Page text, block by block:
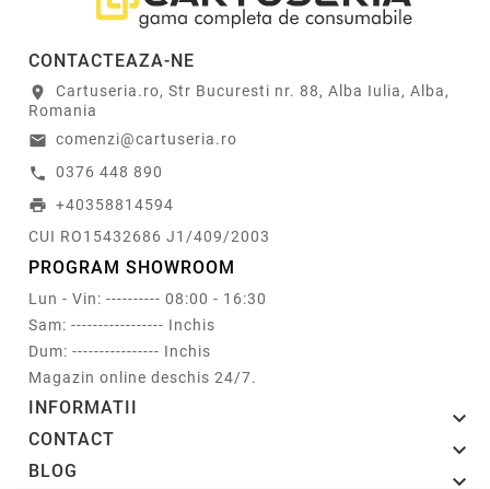
CONTACTEAZA-NE
location_on
Cartuseria.ro, Str Bucuresti nr. 88, Alba Iulia, Alba,
Romania
email comenzi@cartuseria.ro
call 0376 448 890
print +40358814594
CUI RO15432686 J1/409/2003
PROGRAM SHOWROOM
Lun - Vin: ---------- 08:00 - 16:30
Sam: ----------------- Inchis
Dum: ---------------- Inchis
Magazin online deschis 24/7.
INFORMATII 
CONTACT 
BLOG 